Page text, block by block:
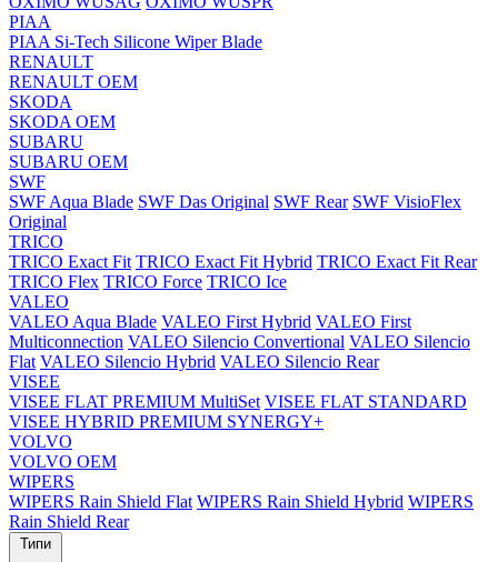
PIAA
PIAA Si-Tech Silicone Wiper Blade
RENAULT
RENAULT OEM
SKODA
SKODA OEM
SUBARU
SUBARU OEM
SWF
SWF Aqua Blade SWF Das Original SWF Rear SWF VisioFlex
Original
TRICO
TRICO Exact Fit TRICO Exact Fit Hybrid TRICO Exact Fit Rear
TRICO Flex TRICO Force TRICO Ice
VALEO
VALEO Aqua Blade VALEO First Hybrid VALEO First
Multiconnection VALEO Silencio Convertional VALEO Silencio
Flat VALEO Silencio Hybrid VALEO Silencio Rear
VISEE
VISEE FLAT PREMIUM MultiSet VISEE FLAT STANDARD
VISEE HYBRID PREMIUM SYNERGY+
VOLVO
VOLVO OEM
WIPERS
WIPERS Rain Shield Flat WIPERS Rain Shield Hybrid WIPERS
Rain Shield Rear
Типи